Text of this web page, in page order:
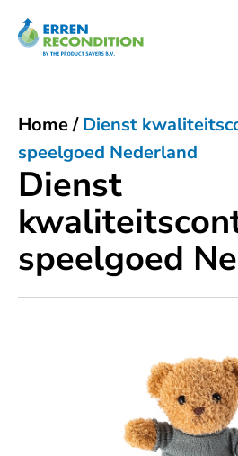
Dienst
speelgoed
Home/Dienst
speelgoed Nederland